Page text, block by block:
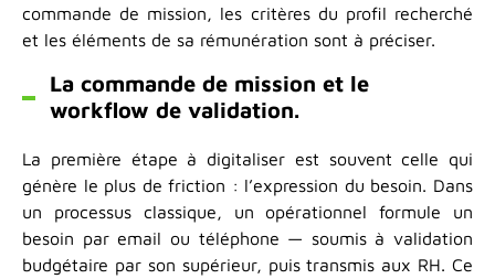
commande de mission, les critères du profil recherché
et les éléments de sa rémunération sont à préciser.
La commande de mission et le
workflow de validation.
La première étape à digitaliser est souvent celle qui
génère le plus de friction : l’expression du besoin. Dans
un processus classique, un opérationnel formule un
besoin par email ou téléphone — soumis à validation
budgétaire par son supérieur, puis transmis aux RH. Ce